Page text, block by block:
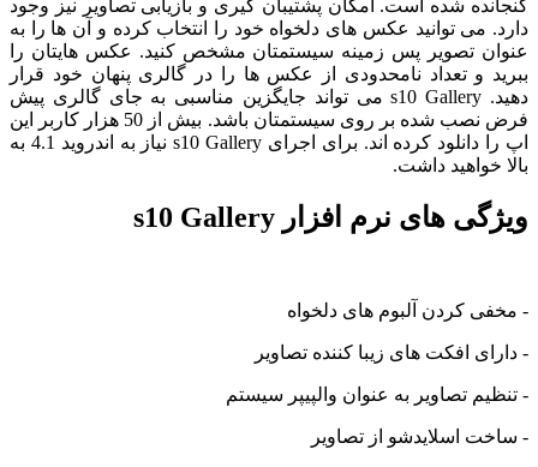
گنجانده شده است. امکان پشتیبان گیری و بازیابی تصاویر نیز وجود
دارد. می توانید عکس های دلخواه خود را انتخاب کرده و آن ها را به
عنوان تصویر پس زمینه سیستمتان مشخص کنید. عکس هایتان را
ببرید و تعداد نامحدودی از عکس ها را در گالری پنهان خود قرار
دهید. s10 Gallery می تواند جایگزین مناسبی به جای گالری پیش
فرض نصب شده بر روی سیستمتان باشد. بیش از 50 هزار کاربر این
اپ را دانلود کرده اند. برای اجرای s10 Gallery نیاز به اندروید 4.1 به
بالا خواهید داشت.
ویژگی های نرم افزار s10 Gallery
- مخفی کردن آلبوم های دلخواه
- دارای افکت های زیبا کننده تصاویر
- تنظیم تصاویر به عنوان والپیپر سیستم
- ساخت اسلایدشو از تصاویر